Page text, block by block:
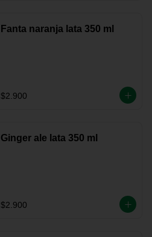
Fanta naranja lata 350 ml
$2.900
Ginger ale lata 350 ml
$2.900